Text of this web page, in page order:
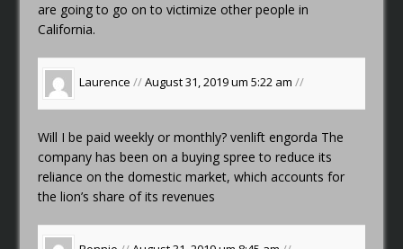
are going to go on to victimize other people in
California.
Laurence //August 31, 2019 um 5:22 am//
Will I be paid weekly or monthly?venlift engorda The
company has been on a buying spree to reduce its
reliance on the domestic market, which accounts for
the lion’s share of its revenues